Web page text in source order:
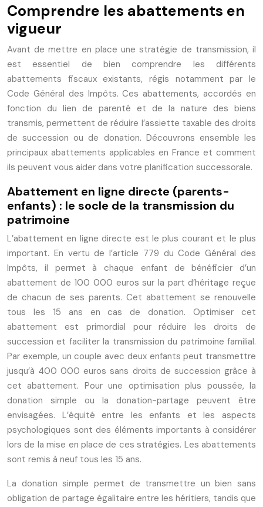
Comprendre les abattements en
vigueur
Avant de mettre en place une stratégie de transmission, il
est essentiel de bien comprendre les différents
abattements fiscaux existants, régis notamment par le
Code Général des Impôts. Ces abattements, accordés en
fonction du lien de parenté et de la nature des biens
transmis, permettent de réduire l’assiette taxable des droits
de succession ou de donation. Découvrons ensemble les
principaux abattements applicables en France et comment
ils peuvent vous aider dans votre planification successorale.
Abattement en ligne directe (parents-
enfants) : le socle de la transmission du
patrimoine
L’abattement en ligne directe est le plus courant et le plus
important. En vertu de l’article 779 du Code Général des
Impôts, il permet à chaque enfant de bénéficier d’un
abattement de 100 000 euros sur la part d’héritage reçue
de chacun de ses parents. Cet abattement se renouvelle
tous les 15 ans en cas de donation. Optimiser cet
abattement est primordial pour réduire les droits de
succession et faciliter la transmission du patrimoine familial.
Par exemple, un couple avec deux enfants peut transmettre
jusqu’à 400 000 euros sans droits de succession grâce à
cet abattement. Pour une optimisation plus poussée, la
donation simple ou la donation-partage peuvent être
envisagées. L’équité entre les enfants et les aspects
psychologiques sont des éléments importants à considérer
lors de la mise en place de ces stratégies. Les abattements
sont remis à neuf tous les 15 ans.
La donation simple permet de transmettre un bien sans
obligation de partage égalitaire entre les héritiers, tandis que